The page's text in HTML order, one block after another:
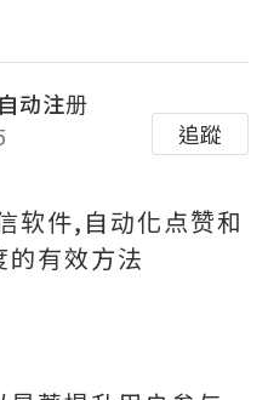
动注册
追蹤
软件,自动化点赞和
有效方法